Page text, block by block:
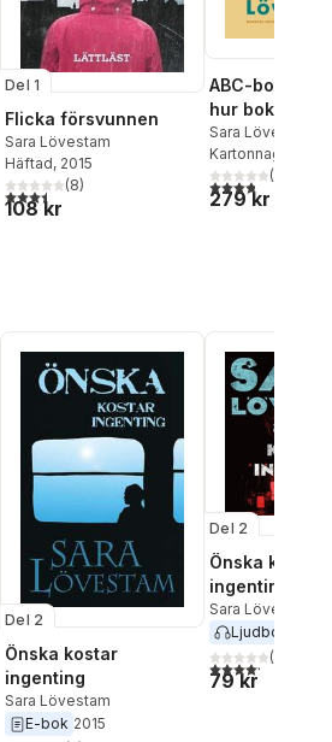
röster:
Del 1
Flicka försvunnen
Sara Lövestam
Häftad, 2015
3,5utav 5 stjärnor. Totalt antal röster:
(8)
108 kr
ABC-bok för
hur
uppkom och
gjort sedan
Sara Lövestam
Kartonnage
3,8utav 5(
279 kr
Del 2
Önska kostar
ingenting
Sara Lövestam
E-bok 2015
Del 2
Önska kostar
ingenting
Sara Lövestam
Ljudbok
4,2utav 5(
79 kr